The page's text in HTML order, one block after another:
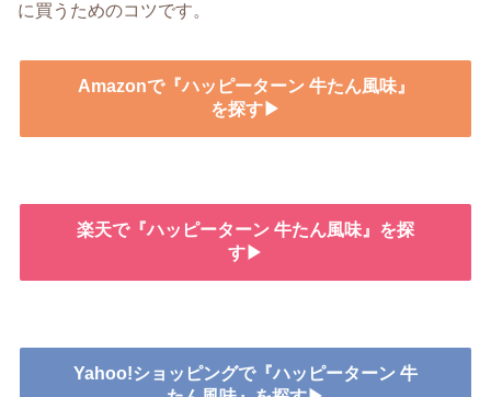
に買うためのコツです。
Amazonで『ハッピーターン 牛たん風味』
を探す▶
楽天で『ハッピーターン 牛たん風味』を探
す▶
Yahoo!ショッピングで『ハッピーターン 牛